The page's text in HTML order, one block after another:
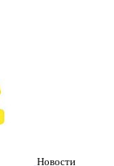
Новости